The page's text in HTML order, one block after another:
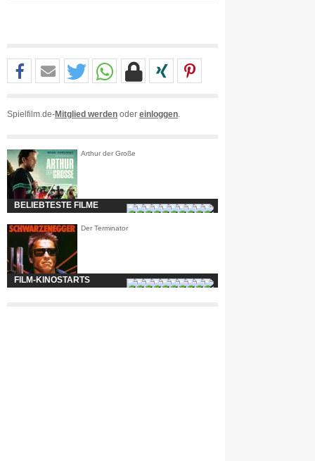
Spielfilm.de-Mitglied werden oder einloggen
Arthur der Große
BELIEBTESTE FILME
Der Terminator
FILM-KINOSTARTS